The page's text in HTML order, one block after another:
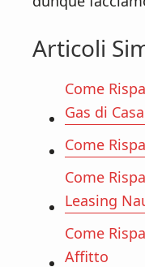
Articoli
Come
Gas di Casa
Come
Come
Leasing
Come
Affitto